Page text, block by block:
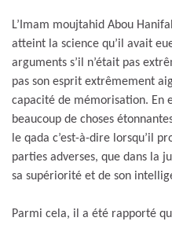
L’Imam moujtahid Abou
atteint la science qu’il avait
arguments s’il n’était pas
pas son esprit extrêmement
capacité de mémorisation. En
beaucoup de choses
le qada c’est-à-dire lorsqu’il
parties adverses, que dans la
sa supériorité et de son
Parmi cela, il a été rapporté